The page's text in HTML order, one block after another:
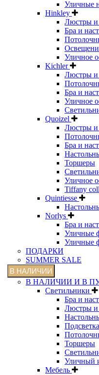
Уличные
Hinkley
Люстры и
Бра и
Уличное
Kichler
Люстры и
Бра и
Уличное
Quoizel
Люстры и
Бра и
Торшеры
Уличное
Tiffany
Quintiesse
Norlys
Бра и
Уличные
Уличные
ПОДАРКИ
SUMMER SALE
В НАЛИЧИИ
В НАЛИЧИИ И В
Светильники
Бра и
Люстры и
Торшеры
Уличный
Мебель